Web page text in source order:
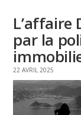
L’affaire
par la
22 AVRIL 2025